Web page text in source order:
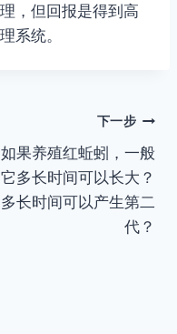
，但回报是得到高
系统。
下一步
如果养殖红蚯蚓，一般
它多长时间可以长大？
多长时间可以产生第二
代？